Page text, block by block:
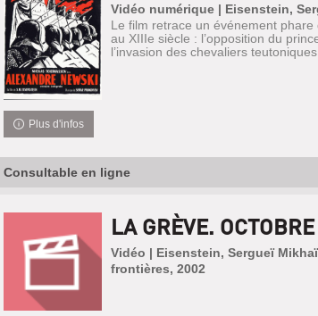
Vidéo numérique | Eisenstein,
Le film retrace un événement
au XIIIe siècle : l’opposition du
l’invasion des chevaliers
Plus d'infos
Consultable en ligne
LA GRÈVE. OCTOBRE
Vidéo | Eisenstein, Sergueï
frontières, 2002